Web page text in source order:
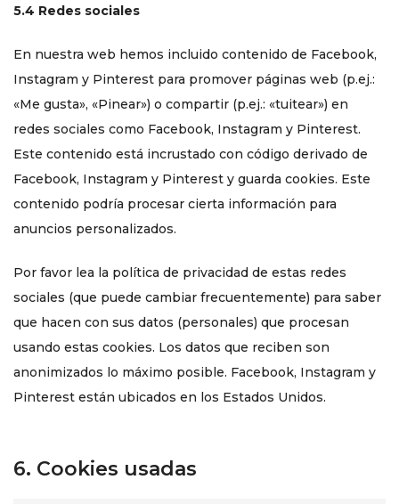
5.4 Redes sociales
En nuestra web hemos incluido contenido de Facebook,
Instagram y Pinterest para promover páginas web (p.ej.:
«Me gusta», «Pinear») o compartir (p.ej.: «tuitear») en
redes sociales como Facebook, Instagram y Pinterest.
Este contenido está incrustado con código derivado de
Facebook, Instagram y Pinterest y guarda cookies. Este
contenido podría procesar cierta información para
anuncios personalizados.
Por favor lea la política de privacidad de estas redes
sociales (que puede cambiar frecuentemente) para saber
que hacen con sus datos (personales) que procesan
usando estas cookies. Los datos que reciben son
anonimizados lo máximo posible. Facebook, Instagram y
Pinterest están ubicados en los Estados Unidos.
6. Cookies usadas